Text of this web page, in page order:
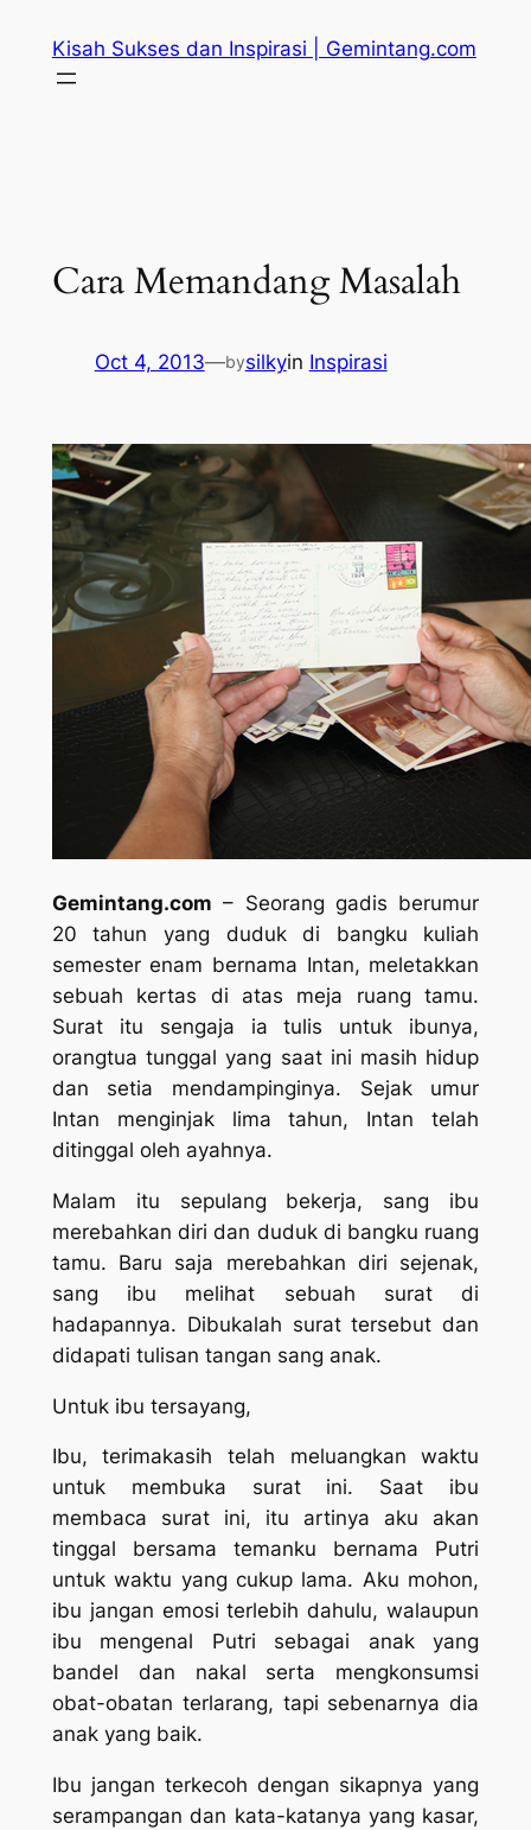
content
Kisah Sukses dan Inspirasi | Gemintang.com
Cara Memandang Masalah
Oct 4, 2013—bysilkyin Inspirasi
Gemintang.com – Seorang gadis berumur
20 tahun yang duduk di bangku kuliah
semester enam bernama Intan, meletakkan
sebuah kertas di atas meja ruang tamu.
Surat itu sengaja ia tulis untuk ibunya,
orangtua tunggal yang saat ini masih hidup
dan setia mendampinginya. Sejak umur
Intan menginjak lima tahun, Intan telah
ditinggal oleh ayahnya.
Malam itu sepulang bekerja, sang ibu
merebahkan diri dan duduk di bangku ruang
tamu. Baru saja merebahkan diri sejenak,
sang ibu melihat sebuah surat di
hadapannya. Dibukalah surat tersebut dan
didapati tulisan tangan sang anak.
Untuk ibu tersayang,
Ibu, terimakasih telah meluangkan waktu
untuk membuka surat ini. Saat ibu
membaca surat ini, itu artinya aku akan
tinggal bersama temanku bernama Putri
untuk waktu yang cukup lama. Aku mohon,
ibu jangan emosi terlebih dahulu, walaupun
ibu mengenal Putri sebagai anak yang
bandel dan nakal serta mengkonsumsi
obat-obatan terlarang, tapi sebenarnya dia
anak yang baik.
Ibu jangan terkecoh dengan sikapnya yang
serampangan dan kata-katanya yang kasar,